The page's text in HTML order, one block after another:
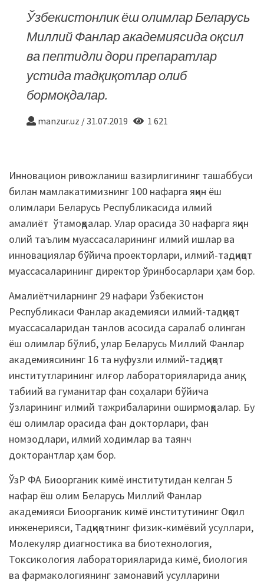
Ўзбекистонлик ёш олимлар Беларусь
Миллий Фанлар академиясида оқсил
ва пептидли дори препаратлар
устида тадқиқотлар олиб
бормоқдалар.
manzur.uz /31.07.2019 1 621
Инновацион ривожланиш вазирлигининг ташаббуси
билан мамлакатимизнинг 100 нафарга яқин ёш
олимлари Беларусь Республикасида илмий
амалиёт ўтамоқдалар. Улар орасида 30 нафарга яқин
олий таълим муассасаларининг илмий ишлар ва
инновациялар бўйича проекторлари, илмий-тадқиқот
муассасаларининг директор ўринбосарлари ҳам бор.
Амалиётчиларнинг 29 нафари Ўзбекистон
Республикаси Фанлар академияси илмий-тадқиқот
муассасаларидан танлов асосида саралаб олинган
ёш олимлар бўлиб, улар Беларусь Миллий Фанлар
академиясининг 16 та нуфузли илмий-тадқиқот
институтларининг илғор лабораторияларида аниқ,
табиий ва гуманитар фан соҳалари бўйича
ўзларининг илмий тажрибаларини оширмоқдалар. Бу
ёш олимлар орасида фан докторлари, фан
номзодлари, илмий ходимлар ва таянч
докторантлар ҳам бор.
ЎзР ФА Биоорганик кимё институтидан келган 5
нафар ёш олим Беларусь Миллий Фанлар
академияси Биоорганик кимё институтининг Оқсил
инженерияси, Тадқиқотнинг физик-кимёвий усуллари,
Молекуляр диагностика ва биотехнология,
Токсикология лабораторияларида кимё, биология
ва фармакологиянинг замонавий усулларини